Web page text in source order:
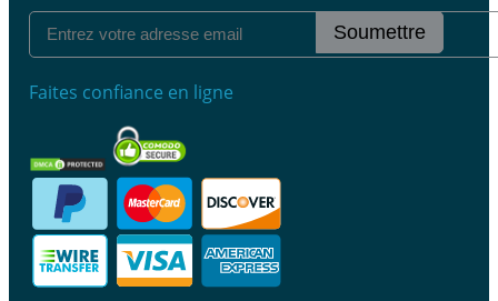
Soumettre
Faites confiance en ligne